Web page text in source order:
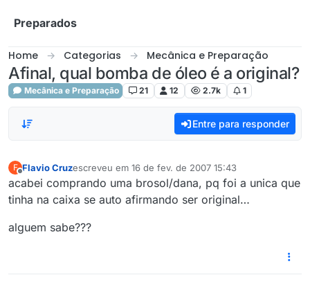
Preparados
Home Categorias Mecânica e Preparação
Afinal, qual bomba de óleo é a original?
Mecânica e Preparação 21 12 2.7k 1
Entre para responder
F
Offline
Flavio Cruzescreveu em 16 de fev. de 2007 15:43
última edição por
acabei comprando uma brosol/dana, pq foi a unica que
tinha na caixa se auto afirmando ser original…
alguem sabe???